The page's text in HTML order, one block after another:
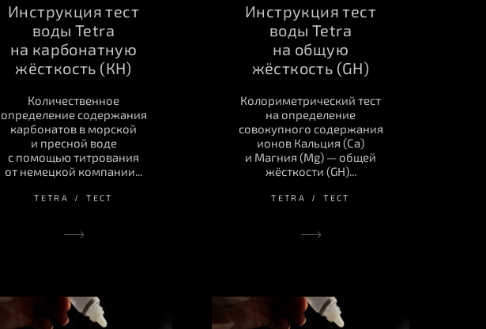
Инструкция тест
воды Tetra
на карбонатную
жёсткость (КН)
Количественное
определение содержания
карбонатов в морской
и пресной воде
с помощью титрования
от немецкой компании...
TETRA ТЕСТ
Инструкция тест
воды Tetra
на общую
жёсткость (GH)
Колориметрический тест
на определение
совокупного содержания
ионов Кальция (Ca)
и Магния (Mg) — общей
жёсткости (GH)...
TETRA ТЕСТ